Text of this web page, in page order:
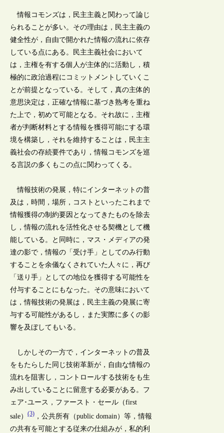
情報コモンズは，民主主義と関わって論じ
られることが多い。その理由は，民主主義の
健全性が，自由で開かれた情報の流れに依存
している点にある。民主主義社会において
は，主権を有する個人が主体的に活動し，積
極的に政治過程にコミットメントしていくこ
とが前提となっている。そして，真の主体的
意思決定は，正確な情報に基づき熟考を重ね
た上で，初めて可能となる。それ故に，主権
者が判断材料とする情報を獲得可能にする環
境を構築し，それを維持することは，民主主
義社会の存続要件であり，情報コモンズを巡
る言説の多くもこの点に関わってくる。
情報技術の発展，特にインターネットの普
及は，時間，場所，コストといったこれまで
情報獲得の制約要因となってきたものを除去
し，情報の流れを活性化させる契機として機
能している。と同時に，マス・メディアの発
達の影で，情報の「受け手」としてのみ行動
することを余儀なくされていた人々に，再び
「送り手」としての地位を獲得する可能性を
付与することにもなった。その意味において
は，情報技術の発展は，民主主義の発展に寄
与する可能性があるし，また実際に多くの影
響を及ぼしてもいる。
しかしその一方で，インターネットの普及
をもたらした同じ技術革新が，自由な情報の
流れを阻害し，コントロールする技術をも生
み出していることに留意する必要がある。フ
ェア･ユース，ファースト・セール（first
sale）(3)，公共所有（public domain）等，情報
の共有を可能とする従来の仕組みが，私的利